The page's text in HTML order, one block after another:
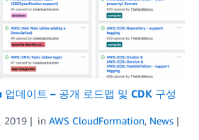
데이트 – 공개 로드맵 및 CDK 구성
2019 in AWS CloudFormation, News